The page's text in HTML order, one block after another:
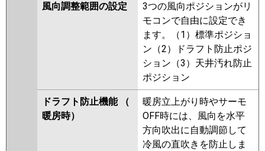
風向調整範囲の設定
3つの風向ポジションがリ
モコンで自由に設定でき
ます。（1）標準ポジショ
ン（2）ドラフト防止ポジ
ション（3）天井汚れ防止
ポジション
ドラフト防止機能 （
暖房時）
暖房立上がり時やサーモ
OFF時には、風向を水平
方向吹出に自動調節して
冷風の直吹きを防止しま